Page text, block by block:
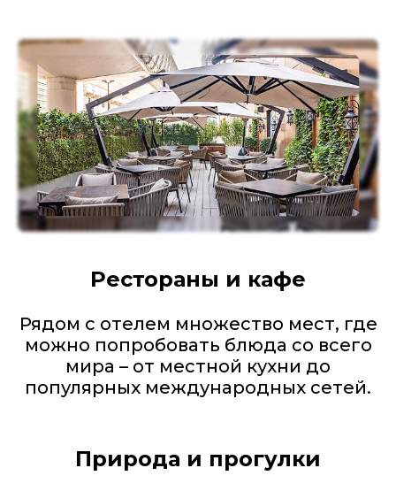
Рестораны и кафе
Рядом с отелем множество мест, где
можно попробовать блюда со всего
мира – от местной кухни до
популярных международных сетей.
Природа и прогулки